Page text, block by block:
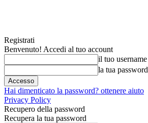
Registrati
Benvenuto! Accedi al tuo account
il tuo username
la tua password
Hai dimenticato la password? ottenere aiuto
Privacy Policy
Recupero della password
Recupera la tua password